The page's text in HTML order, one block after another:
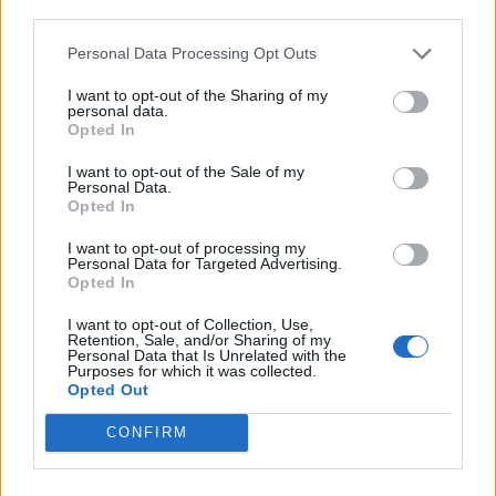
Personal Data Processing Opt Outs
I want to opt-out of the Sharing of my
personal data.
Opted In
I want to opt-out of the Sale of my
Personal Data.
Opted In
I want to opt-out of processing my
Personal Data for Targeted Advertising.
Opted In
I want to opt-out of Collection, Use,
Retention, Sale, and/or Sharing of my
Personal Data that Is Unrelated with the
Purposes for which it was collected.
Opted Out
CONFIRM
Βαλέρια Χοψονίδου - Αντώνης
Βλωτιδέλλης: Βάφτισαν τον γιο τους!
SHOWBIZ
Τσουβέλας: Η σχέση με την Εύα και η
δημόσια υπεράσπισή της από τους
haters - «Θα το έκανα 500 φορές»
SHOWBIZ
Καληφώνη - Μάστορας: Μαζί στην
Τραγωδία στην Πάρο: Ο μπάρμαν του beach bar
βούτηξε για να σώσει τον 4χρονο που πνίγηκε στην
πισίνα